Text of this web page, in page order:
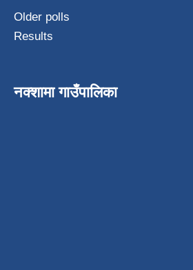
Older polls
Results
नक्शामा गाउँपालिका